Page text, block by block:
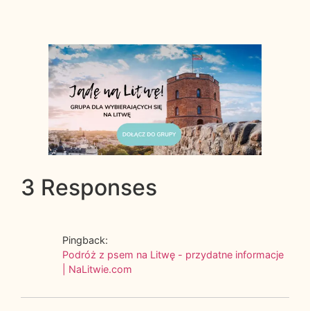
3 Responses
Pingback:
Podróż z psem na Litwę - przydatne informacje
| NaLitwie.com